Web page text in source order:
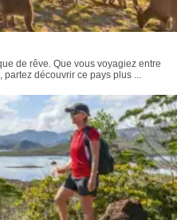
de rêve. Que vous voyagiez entre
découvrir ce pays plus ...